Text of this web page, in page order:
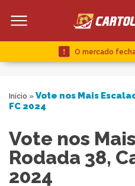
O mercado
Início » Vote nos Mais
FC 2024
Vote nos
Rodada 38,
2024